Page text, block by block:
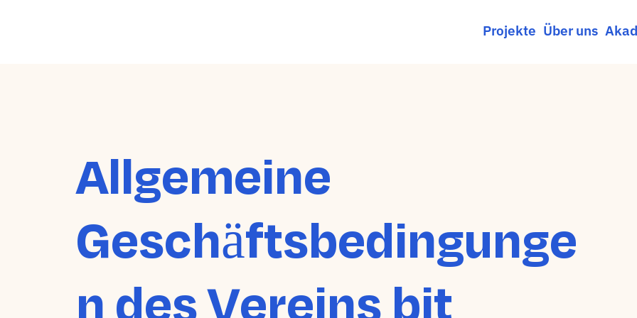
Projekte Über uns
Allgemeine
Geschäftsbedingunge
n des Vereins bit